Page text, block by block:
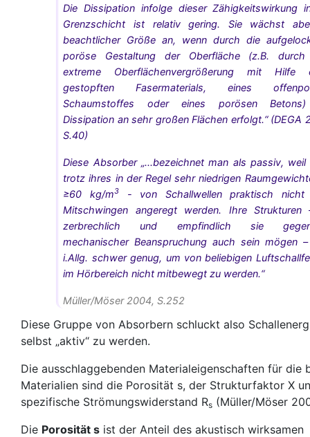
Die Dissipation infolge dieser Zähigkeitswirkung
Grenzschicht ist relativ gering. Sie wächst
beachtlicher Größe an, wenn durch die
poröse Gestaltung der Oberfläche (z.B. durch
extreme Oberflächenvergrößerung mit Hilfe
gestopften Fasermaterials, eines
Schaumstoffes oder eines porösen
Dissipation an sehr großen Flächen erfolgt.“ (DEGA
S.40)
Diese Absorber „...bezeichnet man als passiv, weil
trotz ihres in der Regel sehr niedrigen
≥60 kg/m3- von Schallwellen praktisch nicht
Mitschwingen angeregt werden. Ihre Strukturen
zerbrechlich und empfindlich sie
mechanischer Beanspruchung auch sein mögen
i.Allg. schwer genug, um von beliebigen
im Hörbereich nicht mitbewegt zu werden.“
Müller/Möser 2004, S.252
Diese Gruppe von Absorbern schluckt also
selbst „aktiv“ zu werden.
Die ausschlaggebenden Materialeigenschaften für die
Materialien sind die Porosität s, der Strukturfaktor Χ
spezifische Strömungswiderstand Rs (Müller/Möser
Die Porosität s ist der Anteil des akustisch wirksamen